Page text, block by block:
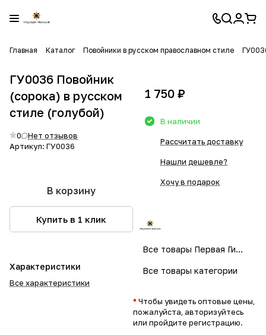
Главная Каталог Повойники в русском православном стиле
ГУ0036 Повойник
(сорока) в русском
стиле (голубой)
0
Нет отзывов
Артикул: ГУ0036
В корзину
Купить в 1 клик
Характеристики
Все характеристики
1 750 ₽
В наличии
Рассчитать доставку
Нашли дешевле?
Хочу в подарок
Все товары Первая Гильдия
Все товары категории
*Чтобы увидеть оптовые цены,
пожалуйста, авторизуйтесь
или пройдите регистрацию.